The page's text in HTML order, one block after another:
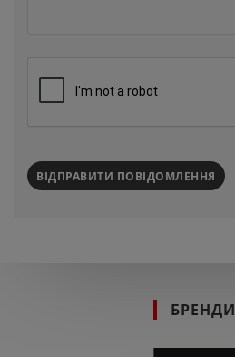
ВІДПРАВИТИ ПОВІДОМЛЕННЯ
БРЕНДИ